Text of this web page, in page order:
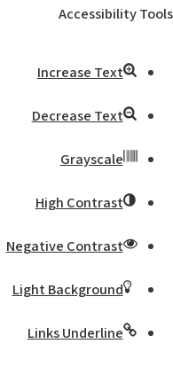
Accessibility Tools
Increase Text
Decrease Text
Grayscale
High Contrast
Negative Contrast
Light Background
Links Underline